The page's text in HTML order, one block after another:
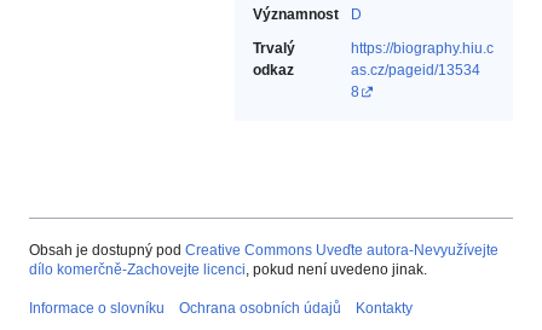
Významnost
D
Trvalý
odkaz
https://biography.hiu.c
as.cz/pageid/13534
8
Obsah je dostupný pod Creative Commons Uveďte autora-Nevyužívejte
dílo komerčně-Zachovejte licenci, pokud není uvedeno jinak.
Informace o slovníku Ochrana osobních údajů Kontakty